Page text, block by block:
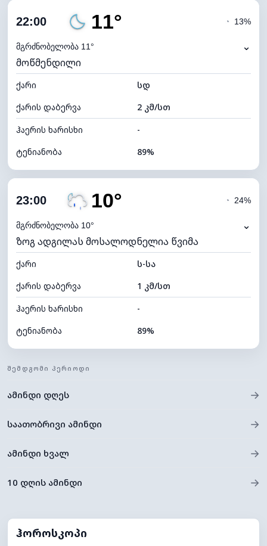
ღრუბლიანობა
ნამის წერტილი
ხილვადობა
განათების ინდექსი 0 (ბნელი)
ღრუბლის სიმაღლე 4960 მ
22:00 11°
მგრძნობელობა 11°
◔ 13%
⌄
მოწმენდილი
ქარი
სდ
ქარის დაბერვა
2 კმ/სთ
ჰაერის ხარისხი
-
ტენიანობა
89%
ღრუბლიანობა
ნამის წერტილი
ხილვადობა
10 კმ
განათების ინდექსი 0 (ბნელი)
ღრუბლის სიმაღლე 11200 მ
23:00 10°
მგრძნობელობა 10°
◔ 24%
⌄
ზოგ ადგილას მოსალოდნელია წვიმა
ქარი
ს-სა
ქარის დაბერვა
1 კმ/სთ
ჰაერის ხარისხი
-
ტენიანობა
89%
ღრუბლიანობა
ნამის წერტილი
ხილვადობა
ᲨᲔᲛᲓᲒᲝᲛᲘ ᲞᲔᲠᲘᲝᲓᲘ
ამინდი დღეს →
საათობრივი ამინდი →
ამინდი ხვალ →
10 დღის ამინდი →
ჰოროსკოპი